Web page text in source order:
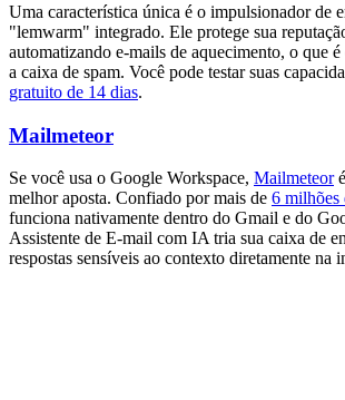
Uma característica única é o impulsionador de
"lemwarm" integrado. Ele protege sua
automatizando e-mails de aquecimento, o que
a caixa de spam. Você pode testar suas
gratuito de 14 dias.
Mailmeteor
Se você usa o Google Workspace, Mailmeteor
melhor aposta. Confiado por mais de 6 milhões
funciona nativamente dentro do Gmail e do
Assistente de E-mail com IA tria sua caixa de
respostas sensíveis ao contexto diretamente na